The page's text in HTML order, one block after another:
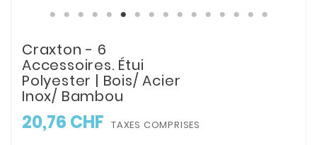
Craxton - 6
Accessoires. Étui
Polyester | Bois/ Acier
Inox/ Bambou
20,76 CHF TAXES COMPRISES